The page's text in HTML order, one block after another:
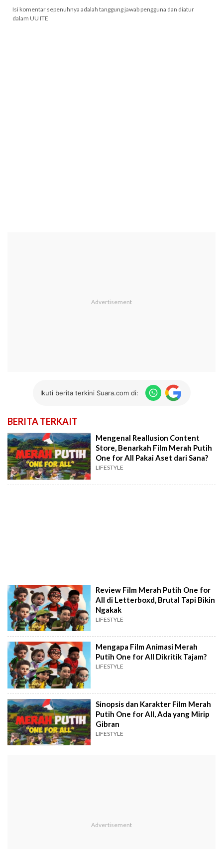
Isi komentar sepenuhnya adalah tanggung jawab pengguna dan diatur
dalam UU ITE
Ikuti berita terkini Suara.com di:
BERITA TERKAIT
Mengenal Reallusion Content
Store, Benarkah Film Merah Putih
One for All Pakai Aset dari Sana?
LIFESTYLE
Review Film Merah Putih One for
All di Letterboxd, Brutal Tapi Bikin
Ngakak
LIFESTYLE
Mengapa Film Animasi Merah
Putih One for All Dikritik Tajam?
LIFESTYLE
Sinopsis dan Karakter Film Merah
Putih One for All, Ada yang Mirip
Gibran
LIFESTYLE